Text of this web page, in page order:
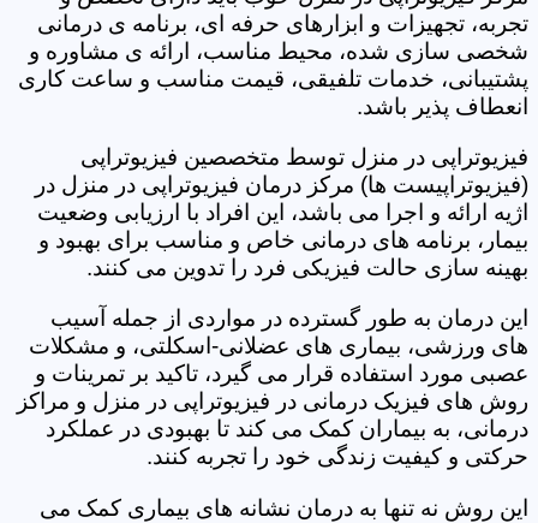
تجربه، تجهیزات و ابزارهای حرفه ای، برنامه ی درمانی
شخصی سازی شده، محیط مناسب، ارائه ی مشاوره و
پشتیبانی، خدمات تلفیقی، قیمت مناسب و ساعت کاری
انعطاف پذیر باشد.
فیزیوتراپی در منزل توسط متخصصین فیزیوتراپی
(فیزیوتراپیست ها) مرکز درمان فیزیوتراپی در منزل در
اژیه ارائه و اجرا می باشد، این افراد با ارزیابی وضعیت
بیمار، برنامه های درمانی خاص و مناسب برای بهبود و
بهینه سازی حالت فیزیکی فرد را تدوین می کنند.
این درمان به طور گسترده در مواردی از جمله آسیب
های ورزشی، بیماری های عضلانی-اسکلتی، و مشکلات
عصبی مورد استفاده قرار می گیرد، تاکید بر تمرینات و
روش های فیزیک درمانی در فیزیوتراپی در منزل و مراکز
درمانی، به بیماران کمک می کند تا بهبودی در عملکرد
حرکتی و کیفیت زندگی خود را تجربه کنند.
این روش نه تنها به درمان نشانه های بیماری کمک می